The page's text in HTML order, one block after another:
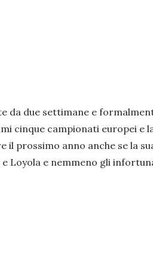
due settimane e
cinque campionati europei e
prossimo anno anche se la
Loyola e nemmeno gli